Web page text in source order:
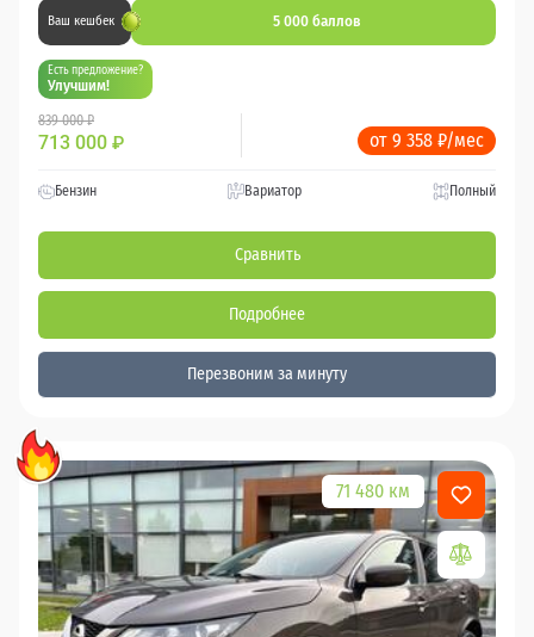
Ваш кешбек 5 000 баллов
Есть предложение?
Улучшим!
839 000 ₽
713 000 ₽ от 9 358 ₽/мес
Бензин Вариатор Полный
Сравнить
Подробнее
Перезвоним за минуту
71 480 км